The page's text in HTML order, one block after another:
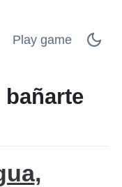
Play game
bañarte